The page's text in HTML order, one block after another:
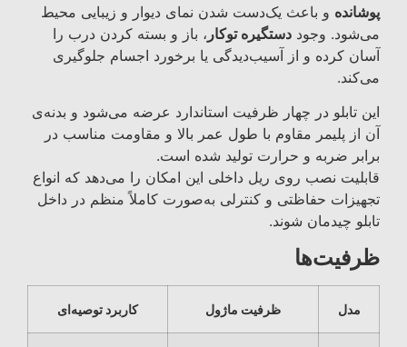
پوشانده و باعث یک‌دست شدن نمای دیوار و زیبایی محیط
می‌شود. وجود دستگیره توکار ، باز و بسته کردن درب را
آسان کرده و از آسیب‌دیدگی یا برخورد اجسام جلوگیری
می‌کند.
این تابلو در چهار ظرفیت استاندارد عرضه می‌شود و بدنه‌ی
آن از پلیمر مقاوم با طول عمر بالا و مقاومت مناسب در
برابر ضربه و حرارت تولید شده است.
قابلیت نصب روی ریل داخلی این امکان را می‌دهد که انواع
تجهیزات حفاظتی و کنترلی به‌صورت کاملاً منظم در داخل
تابلو چیدمان شوند.
ظرفیت‌ها
مدل ظرفیت ماژول کاربرد توصیه‌ای